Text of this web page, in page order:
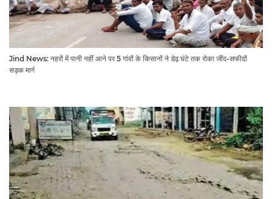
Jind News: नहरों में पानी नहीं आने पर 5 गांवों के किसानों ने डेढ़ घंटे तक रोका जींद-सफीदों
सड़क मार्ग